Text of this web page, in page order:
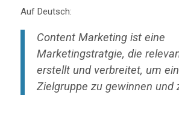
Auf Deutsch:
Content Marketing ist eine
Marketingstratgie, die
erstellt und verbreitet, um
Zielgruppe zu gewinnen und